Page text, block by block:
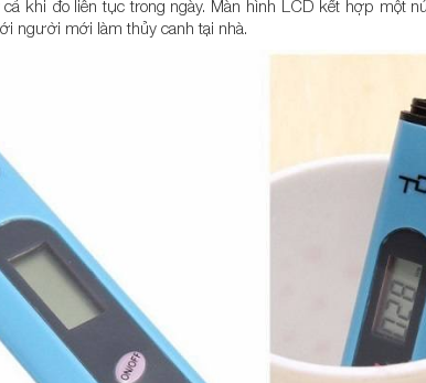
cả khi đo liên tục trong ngày. Màn hình LCD kết hợp một
người mới làm thủy canh tại nhà.